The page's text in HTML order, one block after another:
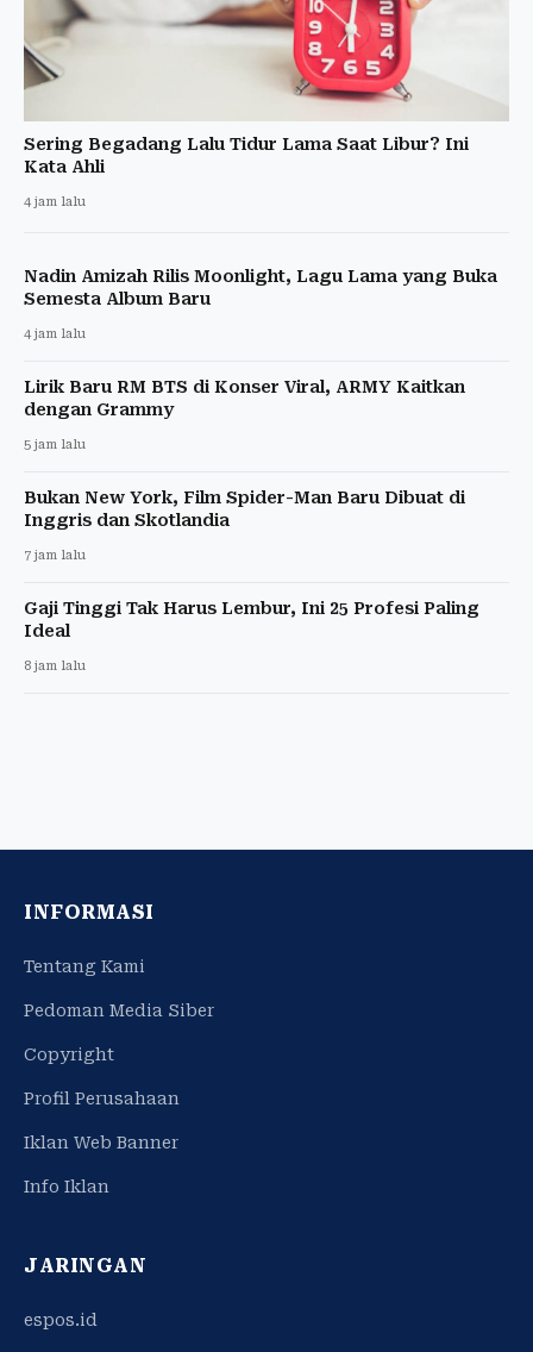
Sering Begadang Lalu Tidur Lama Saat Libur? Ini
Kata Ahli
4 jam lalu
Nadin Amizah Rilis Moonlight, Lagu Lama yang Buka
Semesta Album Baru
4 jam lalu
Lirik Baru RM BTS di Konser Viral, ARMY Kaitkan
dengan Grammy
5 jam lalu
Bukan New York, Film Spider-Man Baru Dibuat di
Inggris dan Skotlandia
7 jam lalu
Gaji Tinggi Tak Harus Lembur, Ini 25 Profesi Paling
Ideal
8 jam lalu
INFORMASI
Tentang Kami
Pedoman Media Siber
Copyright
Profil Perusahaan
Iklan Web Banner
Info Iklan
JARINGAN
espos.id